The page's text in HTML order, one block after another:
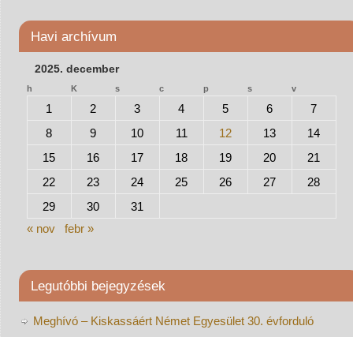
Havi archívum
2025. december
h K s c p s v
1 2 3 4 5 6
7
8
9 10 11 12 13
14
15
16 17 18 19 20
21
22
23 24 25 26 27
28
29
30
31
« nov
febr »
Legutóbbi bejegyzések
Meghívó – Kiskassáért Német Egyesület 30. évforduló